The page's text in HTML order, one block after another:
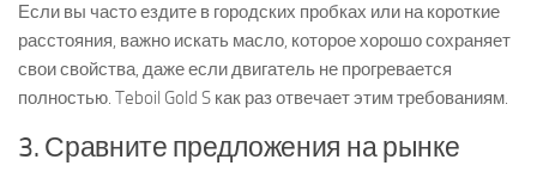
Если вы часто ездите в городских пробках или на короткие
расстояния, важно искать масло, которое хорошо сохраняет
свои свойства, даже если двигатель не прогревается
полностью. Teboil Gold S как раз отвечает этим требованиям.
3. Сравните предложения на рынке